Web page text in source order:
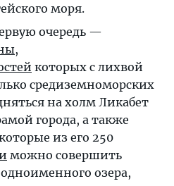
моря.
очередь —
,
которых с лихвой
средиземноморских
на холм Ликабет
города, а также
из его 250
можно совершить
озера,